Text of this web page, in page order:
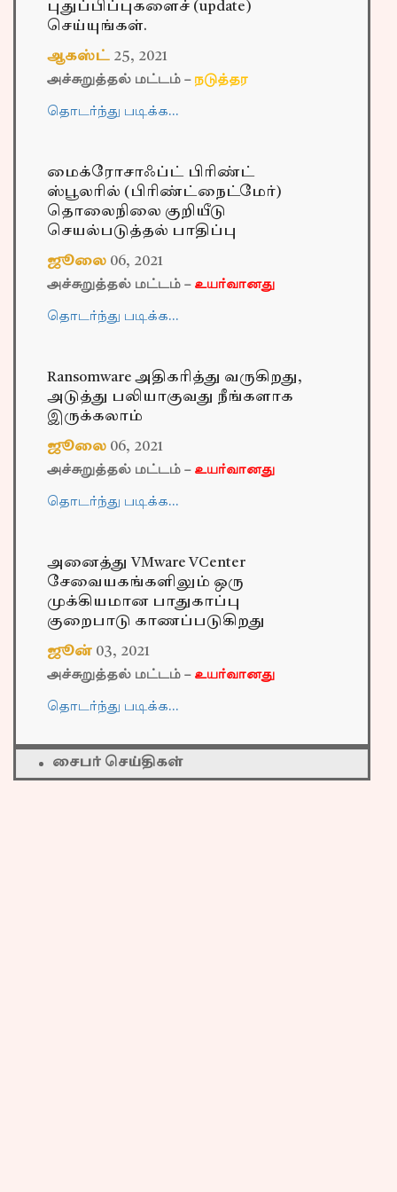
புதுப்பிப்புகளைச் (update)
செய்யுங்கள்.
ஆகஸ்ட் 25, 2021
அச்சுறுத்தல் மட்டம் – நடுத்தர
தொடர்ந்து படிக்க…
மைக்ரோசாஃப்ட் பிரிண்ட்
ஸ்பூலரில் (பிரிண்ட்நைட்மேர்)
தொலைநிலை குறியீடு
செயல்படுத்தல் பாதிப்பு
ஜூலை 06, 2021
அச்சுறுத்தல் மட்டம் – உயர்வானது
தொடர்ந்து படிக்க…
Ransomware அதிகரித்து வருகிறது,
அடுத்து பலியாகுவது நீங்களாக
இருக்கலாம்
ஜூலை 06, 2021
அச்சுறுத்தல் மட்டம் – உயர்வானது
தொடர்ந்து படிக்க…
அனைத்து VMware VCenter
சேவையகங்களிலும் ஒரு
முக்கியமான பாதுகாப்பு
குறைபாடு காணப்படுகிறது
ஜூன் 03, 2021
அச்சுறுத்தல் மட்டம் – உயர்வானது
தொடர்ந்து படிக்க…
சைபர் செய்திகள்